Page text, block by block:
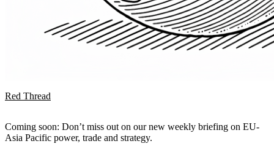
Red Thread
Coming soon: Don’t miss out on our new weekly briefing on EU-
Asia Pacific power, trade and strategy.